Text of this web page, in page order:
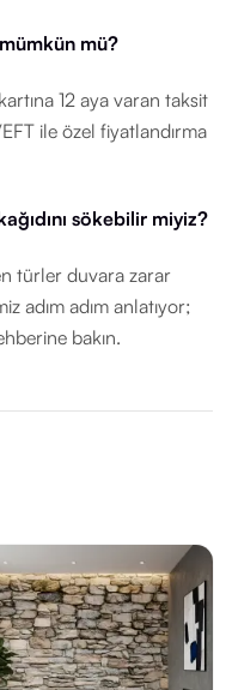
mü?
12 aya varan taksit
ile özel fiyatlandırma
sökebilir miyiz?
türler duvara zarar
adım adım anlatıyor;
bakın.